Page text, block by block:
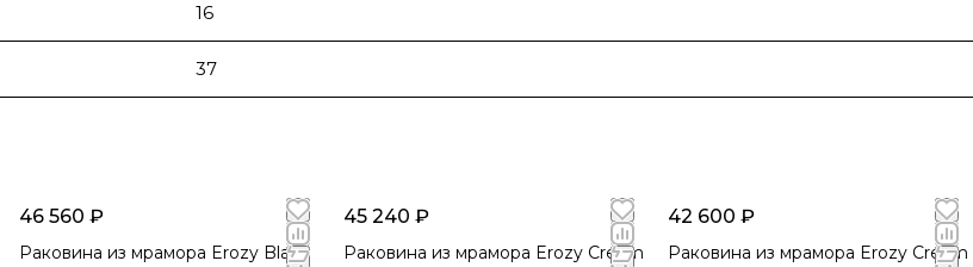
16
37
46 560 ₽
Раковина из мрамора Erozy Black
45 240 ₽
Раковина из мрамора Erozy Cream
42 600 ₽
Раковина из мрамора Erozy Cream